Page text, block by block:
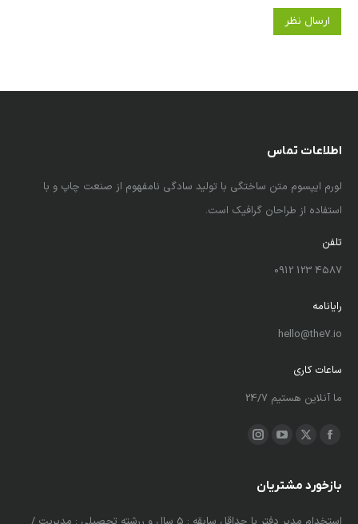
ارسال نظر
اطلاعات تماس
لورم ایپسوم متن ساختگی با تولید سادگی نامفهوم از صنعت چاپ و با
استفاده از طراحان گرافیک است.
تلفن
4587 123 0912
رایانامه
hello@the7.io
ساعات کاری
ما آنلاین هستیم 24/7
ما را دنبال کنید در:
فیسبوک
کردن
X
کردن
یوتیوب
کردن
اینستاگرام
کردنبازخورد مشتریان